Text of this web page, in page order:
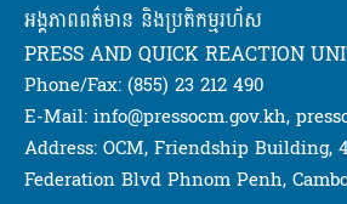
អង្គភាពពត៌មាន និងប្រតិកម្មរហ័ស
PRESS AND QUICK REACTION
Phone/Fax: (855) 23 212 490
E-Mail: info@pressocm.gov.kh,
Address: OCM, Friendship Building,
Federation Blvd Phnom Penh,